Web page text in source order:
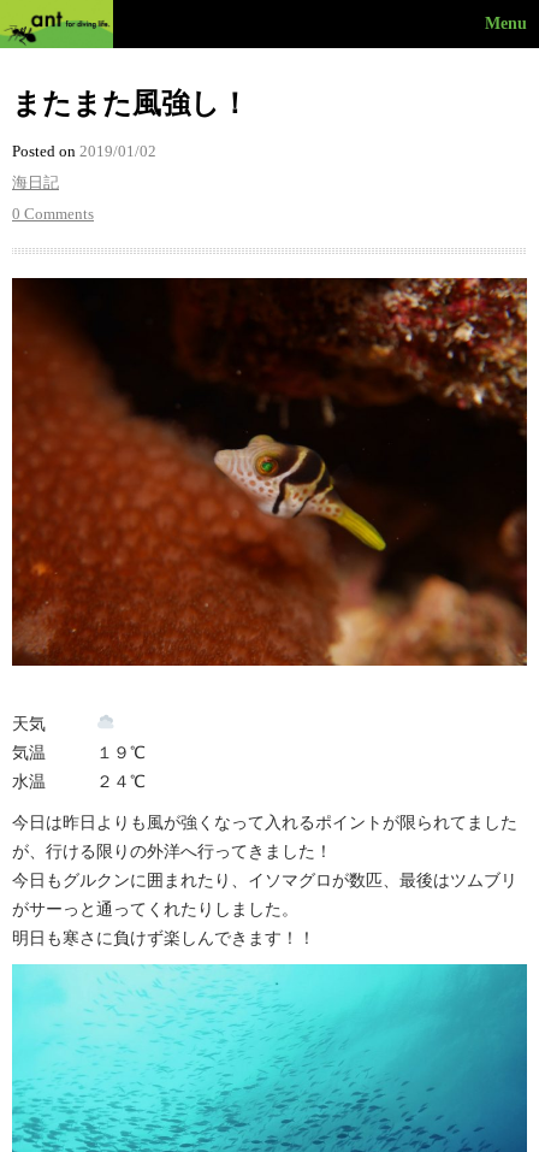
Menu
またまた風強し！
Posted on 2019/01/02
海日記
0 Comments
天気
気温 １９℃
水温 ２４℃
今日は昨日よりも風が強くなって入れるポイントが限られてました
が、行ける限りの外洋へ行ってきました！
今日もグルクンに囲まれたり、イソマグロが数匹、最後はツムブリ
がサーっと通ってくれたりしました。
明日も寒さに負けず楽しんできます！！